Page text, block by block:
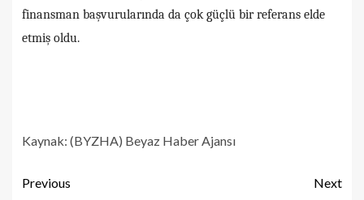
finansman başvurularında da çok güçlü bir referans elde
etmiş oldu.
Kaynak: (BYZHA) Beyaz Haber Ajansı
Previous
Next